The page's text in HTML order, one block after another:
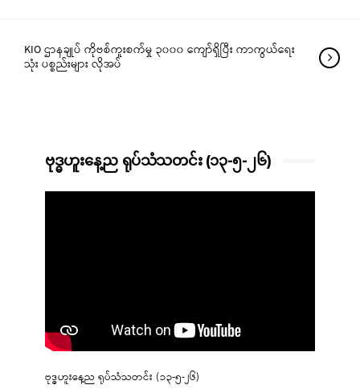
KIO ဌာနချုပ် ကိုဗစ်ကူးစက်မှု ၃၀၀၀ ကျော်ရှိပြီး ကာကွယ်ရေး
သုံး ပစ္စည်းများ လိုအပ်
ဗုဒ္ဓဟူးနေ့ည ရုပ်သံသတင်း (၁၃-၅-၂၆)
ဗုဒ္ဓဟူးနေ့ည ရုပ်သံသတင်း (၁၃-၅-၂၆)